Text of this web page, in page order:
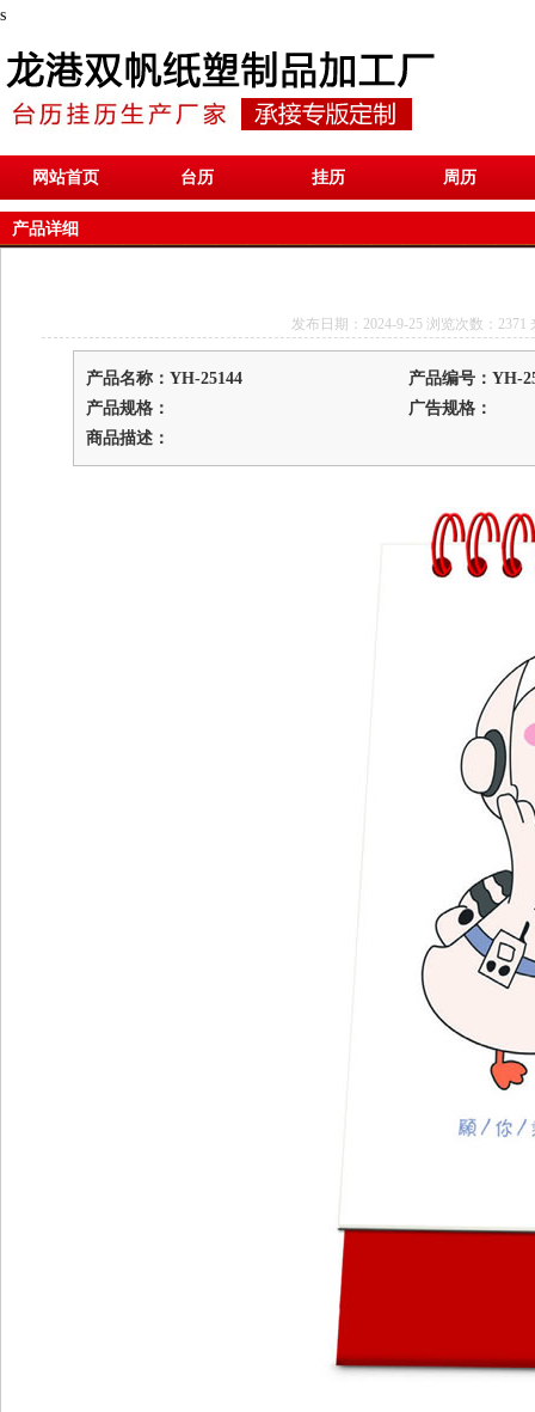
s
网站首页 台历 挂历 周历
产品详细
发布日期：2024-9-25 浏览次数：2371
产品名称：YH-25144
产品编号：YH-
产品规格：
广告规格：
商品描述：